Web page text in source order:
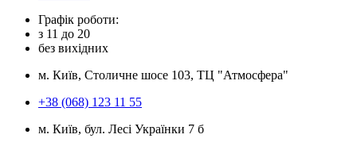
Графік роботи:
з 11 до 20
без вихідних
м. Київ, Столичне шосе 103, ТЦ "Атмосфера"
+38 (068) 123 11 55
м. Київ, бул. Лесі Українки 7 б